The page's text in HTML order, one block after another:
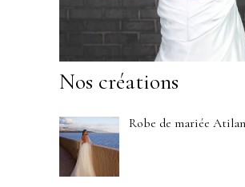
Nos créations
Robe de mariée